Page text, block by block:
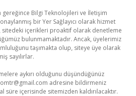
gereğince Bilgi Teknolojileri ve İletişim
bir Yer Sağlayıcı olarak hizmet
içerikleri proaktif olarak denetleme
bulunmamaktadır. Ancak, üyelerimiz
taşımakta olup, siteye üye olarak
sayılırlar.
aykırı olduğunu düşündüğünüz
adresine bildirmeniz
süre içerisinde sitemizden kaldırılacaktır.